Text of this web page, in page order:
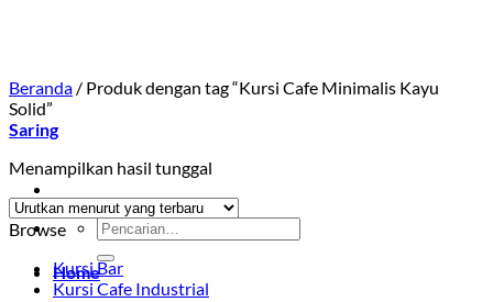
Pencarian
untuk:
Home
Beranda / Produk dengan tag “Kursi Cafe Minimalis Kayu
Solid”
Saring
Menampilkan hasil tunggal
Browse
Kursi Bar
Kursi Cafe Industrial